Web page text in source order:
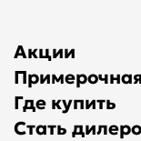
Акции
Где купить
Стать